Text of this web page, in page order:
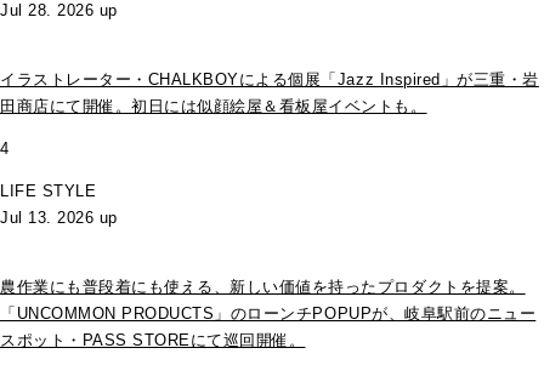
Jul 28. 2026 up
イラストレーター・CHALKBOYによる個展「Jazz Inspired」が三重・岩
田商店にて開催。初日には似顔絵屋＆看板屋イベントも。
4
LIFE STYLE
Jul 13. 2026 up
農作業にも普段着にも使える、新しい価値を持ったプロダクトを提案。
「UNCOMMON PRODUCTS」のローンチPOPUPが、岐阜駅前のニュー
スポット・PASS STOREにて巡回開催。